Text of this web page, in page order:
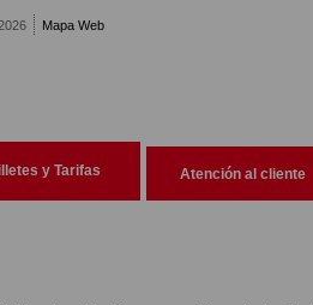
Mapa Web
y Tarifas Atención al cliente